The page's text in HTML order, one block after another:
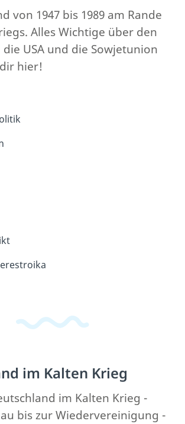
von 1947 bis 1989 am Rande
Alles Wichtige über den
USA und die Sowjetunion
hier!
im Kalten Krieg
im Kalten Krieg -
bis zur Wiedervereinigung -